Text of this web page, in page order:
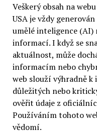
Veškerý obsah na
USA je vždy
umělé inteligence (AI)
informací. I když se
aktuálnost, může
informacím nebo
web slouží výhradně k
důležitých nebo
ověřit údaje z
Používáním tohoto
vědomí.